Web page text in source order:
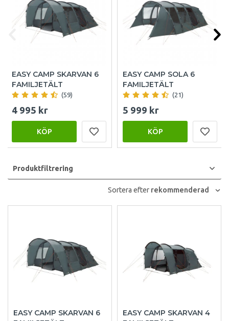
EASY CAMP SKARVAN 6
FAMILJETÄLT
(59)
4 995 kr
KÖP
EASY CAMP SOLA 6
FAMILJETÄLT
(21)
5 999 kr
KÖP
Produktfiltrering
Sortera efter rekommenderad
EASY CAMP SKARVAN 6
EASY CAMP SKARVAN 4